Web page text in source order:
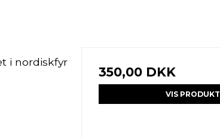
i nordiskfyr
350,00 DKK
VIS PRODUKT